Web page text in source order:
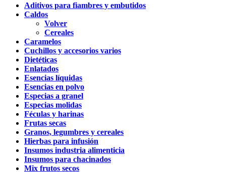
Aditivos para fiambres y embutidos
Caldos
Volver
Cereales
Caramelos
Cuchillos y accesorios varios
Dietéticas
Enlatados
Esencias líquidas
Esencias en polvo
Especias a granel
Especias molidas
Féculas y harinas
Frutas secas
Granos, legumbres y cereales
Hierbas para infusión
Insumos industria alimenticia
Insumos para chacinados
Mix frutos secos